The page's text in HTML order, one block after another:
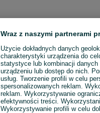
Wraz z naszymi partnerami
Użycie dokładnych danych
charakterystyki urządzenia do
statystyce lub kombinacji danych
urządzeniu lub dostęp do nich.
usług. Tworzenie profili w celu
spersonalizowanych reklam.
reklam. Wykorzystywanie
efektywności treści.
Wykorzystywanie profili w celu